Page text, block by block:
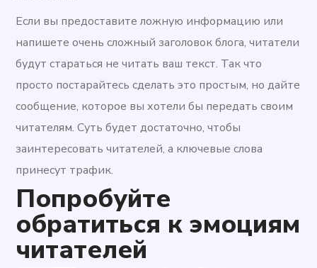
Если вы предоставите ложную информацию или
напишете очень сложный заголовок блога, читатели
будут стараться не читать ваш текст. Так что
просто постарайтесь сделать это простым, но дайте
сообщение, которое вы хотели бы передать своим
читателям. Суть будет достаточно, чтобы
заинтересовать читателей, а ключевые слова
принесут трафик.
Попробуйте
обратиться к эмоциям
читателей